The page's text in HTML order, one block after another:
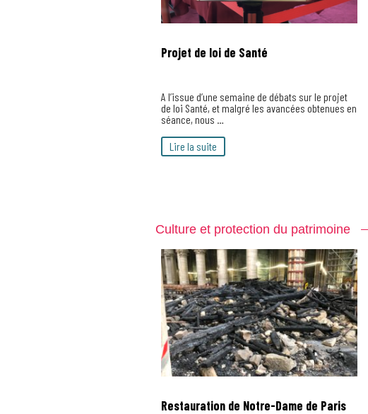
Projet de loi de Santé
A l’issue d’une semaine de débats sur le projet
de loi Santé, et malgré les avancées obtenues en
séance, nous …
Lire la suite
Culture et protection du patrimoine
Restauration de Notre-Dame de Paris